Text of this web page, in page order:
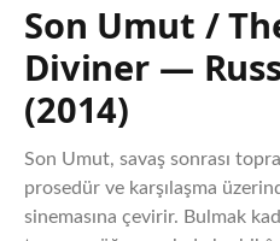
Son Umut /
Diviner —
(2014)
Son Umut, savaş sonrası
prosedür ve karşılaşma
sinemasına çevirir. Bulmak